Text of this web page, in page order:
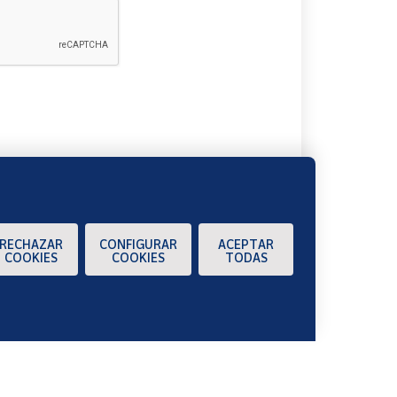
COOKIES
CONFIGURAR
COOKIES
ACEPTAR
TODAS